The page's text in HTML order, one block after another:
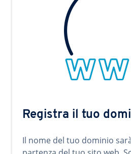
Registra il tuo
Il nome del tuo dominio